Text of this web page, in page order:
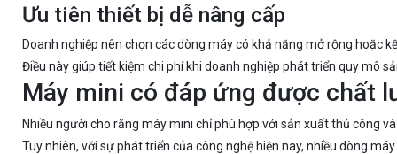
Ưu tiên thiết bị dễ nâng cấp
Doanh nghiệp nên chọn các dòng máy có khả năng mở rộng hoặc
Điều này giúp tiết kiệm chi phí khi doanh nghiệp phát triển quy mô
Máy mini có đáp ứng được chất
Nhiều người cho rằng máy mini chỉ phù hợp với sản xuất thủ công
Tuy nhiên, với sự phát triển của công nghệ hiện nay, nhiều dòng